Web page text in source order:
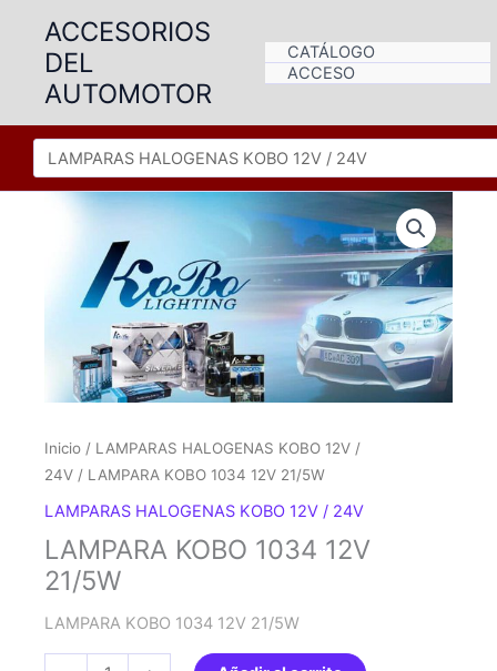
contenido
ACCESORIOS
DEL
AUTOMOTOR
CATÁLOGO
ACCESO
Inicio / LAMPARAS HALOGENAS KOBO 12V /
24V / LAMPARA KOBO 1034 12V 21/5W
LAMPARAS HALOGENAS KOBO 12V / 24V
LAMPARA KOBO 1034 12V
21/5W
LAMPARA KOBO 1034 12V 21/5W
LAMPARA